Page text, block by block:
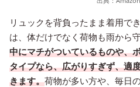
リュックを背負ったまま着用で
は、体だけでなく荷物も雨から
中にマチがついているものや、
タイプなら、広がりすぎず、適
きます。荷物が多い方や、毎日